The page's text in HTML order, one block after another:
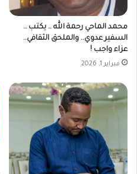
محمد الماحي رحمة الله .. يكتب ..
السفير عدوي.. والملحق الثقافي..
عزاء واجب !
فبراير 1, 2026